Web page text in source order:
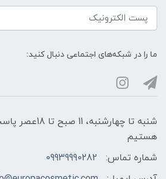
ما را در شبکه‌های اجتماعی دنبال کنید:
شنبه تا چهارشنبه،
هستیم
شماره تماس:
09939990282